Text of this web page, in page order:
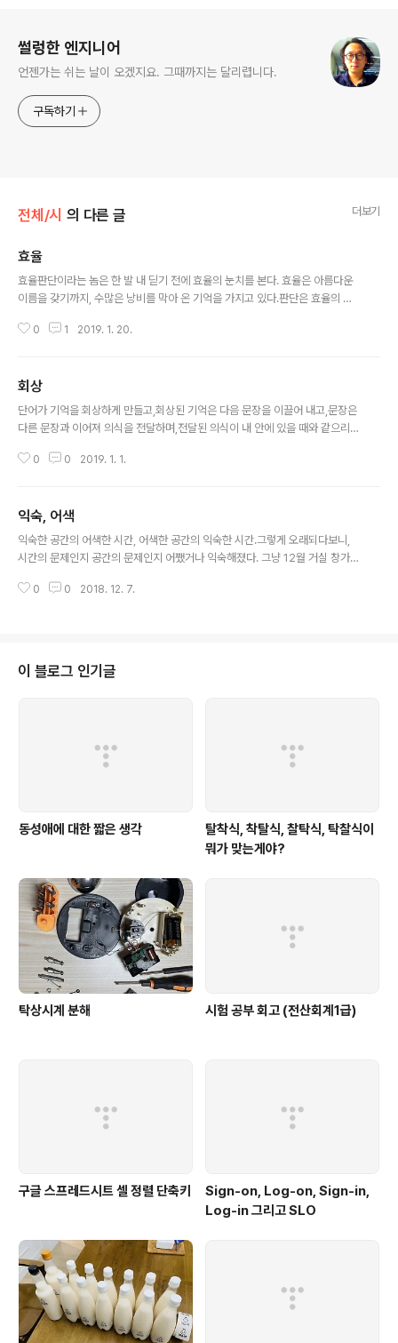
썰렁한 엔지니어
언젠가는 쉬는 날이 오겠지요. 그때까지는 달리렵니다.
구독하기
전체/시 의 다른 글 더보기
효율
효율판단이라는 놈은 한 발 내 딛기 전에 효율의 눈치를 본다. 효율은 아름다운
이름을 갖기까지, 수많은 낭비를 막아 온 기억을 가지고 있다.판단은 효율의 종
여유라는 친구가 판단에게 다가와 잠시 머물렀을 그 때. 효율은 미래의 자신을
타나는 또 다른 효율.판단은 어리둥절, 낭비는 시대착오.오늘도 숨가쁘게 살아
간다
0 1 2019. 1. 20.
회상
단어가 기억을 회상하게 만들고,회상된 기억은 다음 문장을 이끌어 내고,문장은
다른 문장과 이어져 의식을 전달하며,전달된 의식이 내 안에 있을 때와 같으리
에 이어 이 문장을 쓰는 것은 대칭의 미때문이며,이 문장들을 읽고서 이해가 간
0 0 2019. 1. 1.
익숙, 어색
익숙한 공간의 어색한 시간, 어색한 공간의 익숙한 시간.그렇게 오래되다보니,
시간의 문제인지 공간의 문제인지 어쨌거나 익숙해졌다. 그냥 12월 거실 창가
어오니,여기가 그냥 익숙한 공간이구나. 매일이 오늘같이오늘은 그 매일같이무
0 0 2018. 12. 7.
이 블로그 인기글
동성애에 대한 짧은 생각
탈착식, 착탈식, 찰탁식, 탁찰식이
뭐가 맞는게야?
탁상시계 분해 시험 공부 회고 (전산회계1급)
구글 스프레드시트 셀 정렬 단축키
Sign-on, Log-on, Sign-in,
Log-in 그리고 SLO